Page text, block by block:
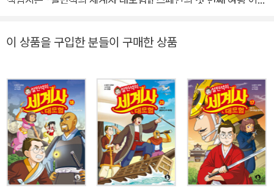
요? 흥미진진한 세계사의 현장으로 시간 여행을 떠나, 설쌤이 들
쏙 뽑아 생생하게 경험하고, 다양한 역사 인물을 만나 볼 수 있도
록 구성했습니다. 또한 전문가의 꼼꼼한 감수를 통해, 스페인의
역사 정보도 알차게 담았답니다. 자, 그럼 램프 원정대와 함께 스
페인의 첫 번째 여왕 이사벨을 만나러 떠나 볼까요? 1. ‘시간의
문’을 열고 스페인으로 떠나요! 램프의 요정 지니가 열어 준 시간
의 문으로 세계사 대모험을 떠나는 램프 원정대! 긴장감 넘치는
이 상품을 구입한 분들이 구매한 상품